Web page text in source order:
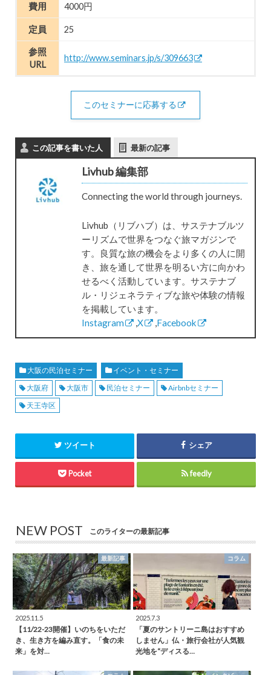
費用 4000円
定員 25
参照
URL
http://www.seminars.jp/s/309663
このセミナーに応募する
この記事を書いた人 最新の記事
Livhub 編集部
Connecting the world through journeys.
Livhub（リブハブ）は、サステナブルツ
ーリズムで世界をつなぐ旅マガジンで
す。良質な旅の機会をより多くの人に開
き、旅を通して世界を明るい方に向かわ
せるべく活動しています。サステナブ
ル・リジェネラティブな旅や体験の情報
を掲載しています。
Instagram
,X ,Facebook
大阪の民泊セミナー
イベント・セミナー
大阪府
大阪市 民泊セミナー
Airbnbセミナー
天王寺区
ツイート シェア
Pocket feedly
NEW POST このライターの最新記事
最新記事
2025.11.5
【11/22-23開催】いのちをいただ
き、生き方を編み直す。「食の未
来」を対…
コラム
2025.7.3
「夏のサントリーニ島はおすすめ
しません」仏・旅行会社が人気観
光地を“ディスる…